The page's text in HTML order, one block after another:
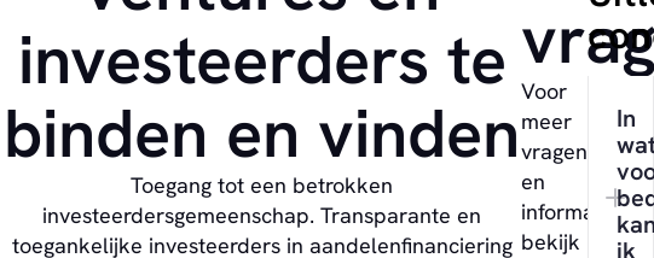
investeerders te
binden en vinden
Toegang tot een betrokken
investeerdersgemeenschap. Transparante en
toegankelijke investeerders in aandelenfinanciering
Voor
meer
vragen
en
informatie
bekijk
In
ik